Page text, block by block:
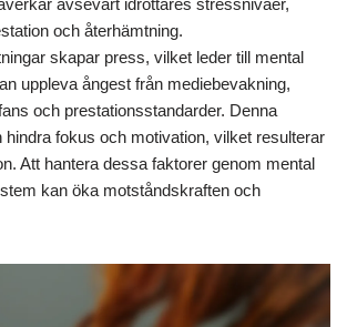
avsevärt idrottares stressnivåer,
och återhämtning.
skapar press, vilket leder till mental
uppleva ångest från mediebevakning,
och prestationsstandarder. Denna
fokus och motivation, vilket resulterar
Att hantera dessa faktorer genom mental
kan öka motståndskraften och